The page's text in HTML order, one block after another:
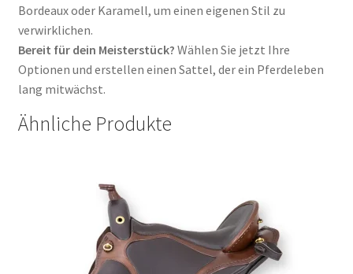
Bordeaux oder Karamell, um einen eigenen Stil zu
verwirklichen.
Bereit für dein Meisterstück? Wählen Sie jetzt Ihre
Optionen und erstellen einen Sattel, der ein Pferdeleben
lang mitwächst.
Ähnliche Produkte